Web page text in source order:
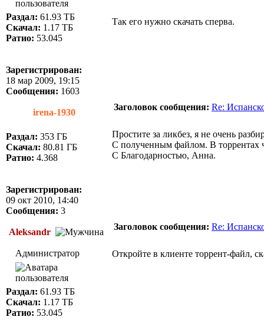
Раздал: 61.93 ТБ
Скачал: 1.17 ТБ
Ратио: 53.045
Зарегистрирован:
18 мар 2009, 19:15
Сообщения: 1603
Так его нужно скачать сперва.
irena-1930
Заголовок сообщения: Re:
Раздал: 353 ГБ
Скачал: 80.81 ГБ
Ратио: 4.368
Зарегистрирован:
09 окт 2010, 14:40
Сообщения: 3
Простите за ликбез, я не очень
С полученным файлом. В торрентах
С Благодарностью, Анна.
Aleksandr
Заголовок сообщения: Re:
Администратор
Раздал: 61.93 ТБ
Скачал: 1.17 ТБ
Ратио: 53.045
Откройте в клиенте торрент-файл,